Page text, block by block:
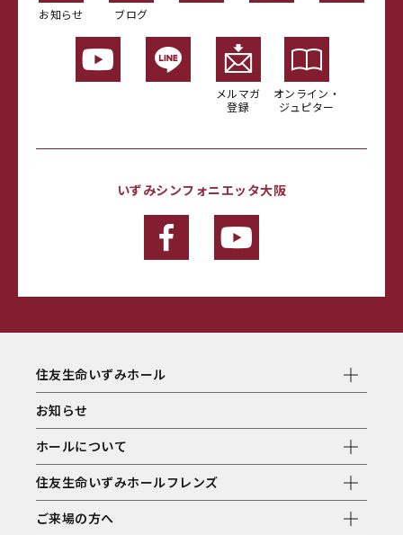
お知らせ ブログ
メルマガ
登録
オンライン・
ジュピター
いずみシンフォニエッタ大阪
住友生命いずみホール
お知らせ
ホールについて
住友生命いずみホールフレンズ
ご来場の方へ